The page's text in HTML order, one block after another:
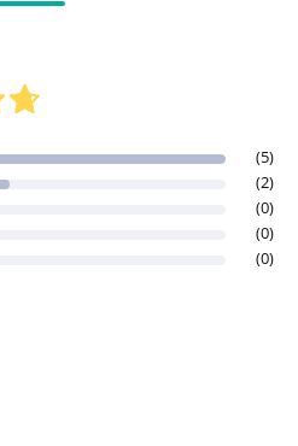
(5)
(2)
(0)
(0)
(0)